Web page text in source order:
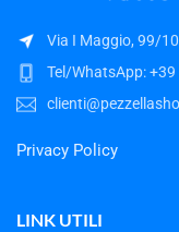
Via I Maggio, 99/
Tel/WhatsApp:
Privacy Policy
LINK UTILI